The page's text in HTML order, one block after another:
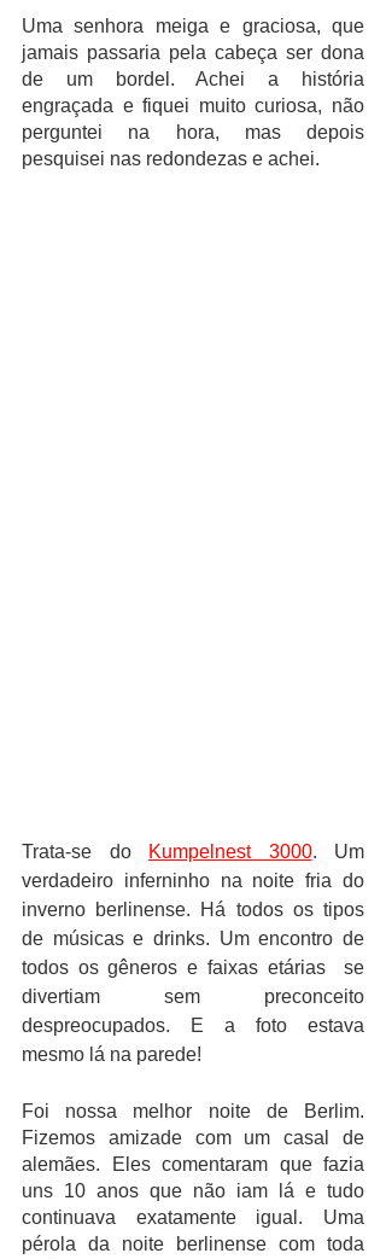
Uma senhora meiga e graciosa, que
jamais passaria pela cabeça ser dona
de um bordel. Achei a história
engraçada e fiquei muito curiosa, não
perguntei na hora, mas depois
pesquisei nas redondezas e achei.
Trata-se do Kumpelnest 3000. Um
verdadeiro inferninho na noite fria do
inverno berlinense. Há todos os tipos
de músicas e drinks. Um encontro de
todos os gêneros e faixas etárias  se
divertiam sem preconceito
despreocupados. E a foto estava
mesmo lá na parede!
Foi nossa melhor noite de Berlim.
Fizemos amizade com um casal de
alemães. Eles comentaram que fazia
uns 10 anos que não iam lá e tudo
continuava exatamente igual. Uma
pérola da noite berlinense com toda